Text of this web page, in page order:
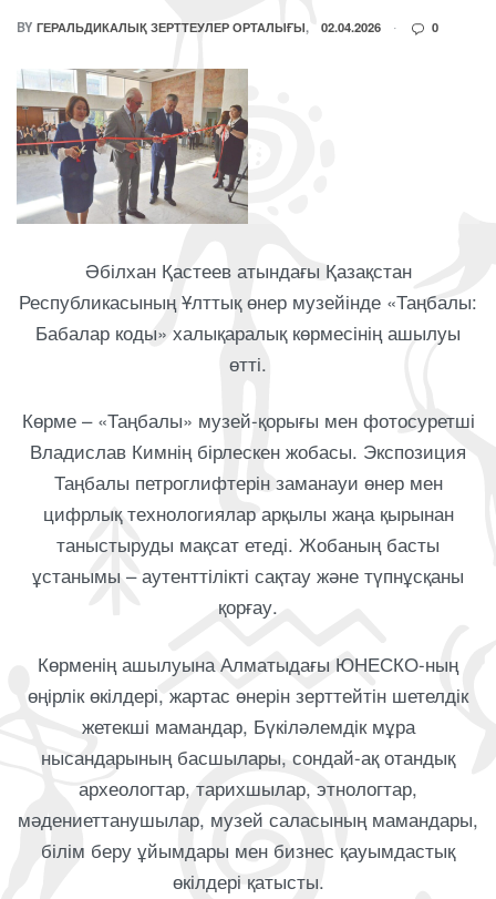
BY ГЕРАЛЬДИКАЛЫҚ ЗЕРТТЕУЛЕР ОРТАЛЫҒЫ 02.04.2026 0
Әбілхан Қастеев атындағы Қазақстан
Республикасының Ұлттық өнер музейінде «Таңбалы:
Бабалар коды» халықаралық көрмесінің ашылуы
өтті.
Көрме – «Таңбалы» музей-қорығы мен фотосуретші
Владислав Кимнің бірлескен жобасы. Экспозиция
Таңбалы петроглифтерін заманауи өнер мен
цифрлық технологиялар арқылы жаңа қырынан
таныстыруды мақсат етеді. Жобаның басты
ұстанымы – аутенттілікті сақтау және түпнұсқаны
қорғау.
Көрменің ашылуына Алматыдағы ЮНЕСКО-ның
өңірлік өкілдері, жартас өнерін зерттейтін шетелдік
жетекші мамандар, Бүкіләлемдік мұра
нысандарының басшылары, сондай-ақ отандық
археологтар, тарихшылар, этнологтар,
мәдениеттанушылар, музей саласының мамандары,
білім беру ұйымдары мен бизнес қауымдастық
өкілдері қатысты.